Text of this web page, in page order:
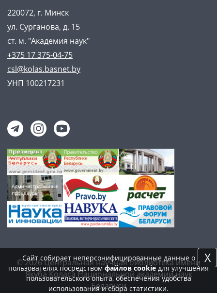
220072, г. Минск
ул. Сурганова, д. 15
ст. м. "Академия наук"
+375 17 375-04-75
csl@kolas.basnet.by
УНП 100217231
© 2026 Центральная научная библиотека имени
Якуба Коласа Национальной академии наук
Беларуси
Сайт собирает неперсонифицированные данные о
пользователях посредствомфайлов cookieдля улучшения
пользовательского опыта, обеспечения удобства
использования и сбора статистики.
X